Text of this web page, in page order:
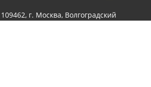
109462, г. Москва, Волгоградский
проспект, 96 к 2